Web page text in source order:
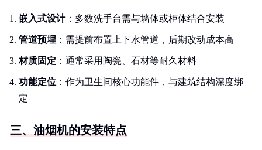
嵌入式设计：多数洗手台需与墙体或柜体结合安装
管道预埋 ：需提前布置上下水管道，后期改动成本高
材质固定 ：通常采用陶瓷、石材等耐久材料
功能定位 ：作为卫生间核心功能件，与建筑结构深度绑
定
三、油烟机的安装特点